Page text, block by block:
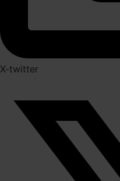
X-twitter